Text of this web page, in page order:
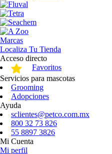
Marcas
Localiza Tu Tienda
Acceso directo
Favoritos
Servicios para mascotas
Grooming
Adopciones
Ayuda
sclientes@petco.com.mx
800 32 73 826
55 8897 3826
Mi Cuenta
Mi perfil